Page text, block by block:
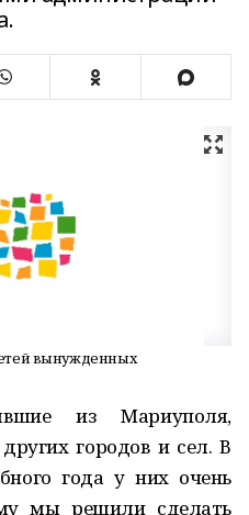
вынужденных
из Мариуполя,
городов и сел. В
года у них очень
мы решили сделать